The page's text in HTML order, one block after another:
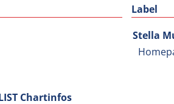
Label
Stella
Chartinfos